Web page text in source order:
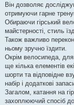
Він дозволяє
отримуючи гарне
Обираючи гірський
майстерності, стиль
Також важливо
ньому зручно їздити.
Окрім велосипеда, для
ще кілька елементів
шорти та відповідне
набір і додаткові
Загалом, катання на
захоплюючий спосіб